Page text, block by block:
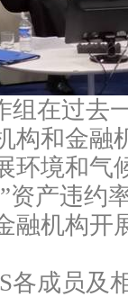
组在过去
构和金融
环境和气
资产违约
融机构开
各成员及